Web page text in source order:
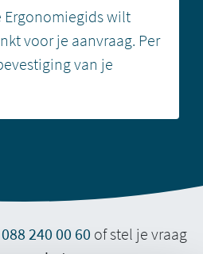
Ergonomiegids wilt
voor je aanvraag. Per
van je
088 240 00 60 of stel je vraag